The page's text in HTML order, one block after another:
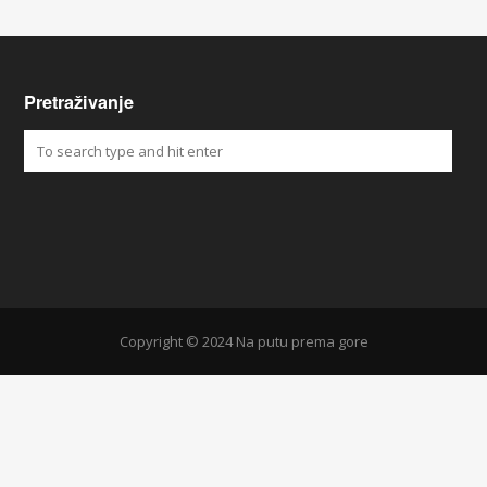
Pretraživanje
Copyright © 2024 Na putu prema gore